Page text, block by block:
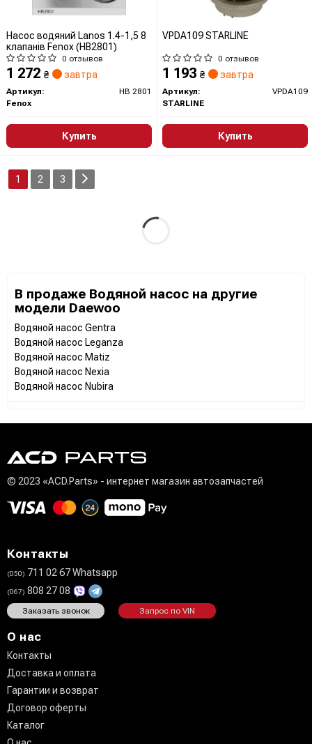
Насос водяний Lanos 1.4-1,5 8
клапанів Fenox (HB2801)
0 отзывов
1 272 ₴ завтра
Артикул:
HB 2801
Fenox
Купить
VPDA109 STARLINE
0 отзывов
1 193 ₴ завтра
Артикул:
VPDA109
STARLINE
Купить
1 2 3
В продаже Водяной насос на другие
модели Daewoo
Водяной насос Gentra
Водяной насос Leganza
Водяной насос Matiz
Водяной насос Nexia
Водяной насос Nubira
© 2023 «ACD.Parts» - интернет магазин автозапчастей
Контакты
(050) 711 02 67 Whatsapp
(067) 808 27 08
Заказать звонок Запрос по VIN
О нас
Контакты
Доставка и оплата
Гарантии и возврат
Договор оферты
Каталог